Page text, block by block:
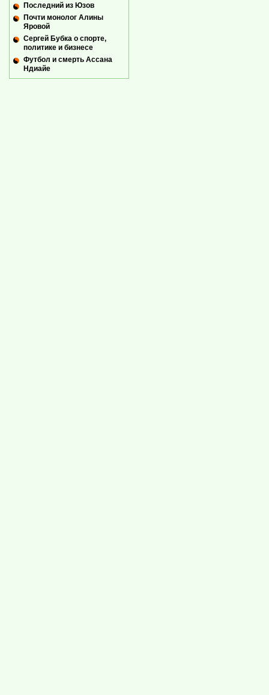
Последний из Юзов
Почти монолог Алины
Яровой
Сергей Бубка о спорте,
политике и бизнесе
Футбол и смерть Ассана
Ндиайе